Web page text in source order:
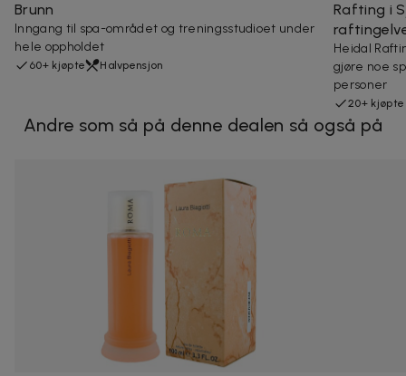
Brunn
Inngang til spa-området og treningsstudioet under
hele oppholdet
60+ kjøpte Halvpensjon
Rafting i
Heidal
gjøre noe
personer
20+ kjøpte
Andre som så på denne dealen så også på